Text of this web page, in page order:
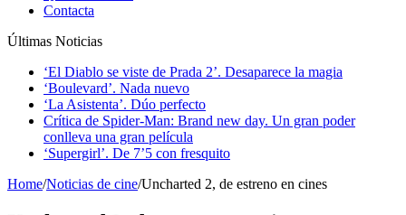
Contacta
Últimas Noticias
‘El Diablo se viste de Prada 2’. Desaparece la magia
‘Boulevard’. Nada nuevo
‘La Asistenta’. Dúo perfecto
Crítica de Spider-Man: Brand new day. Un gran poder
conlleva una gran película
‘Supergirl’. De 7’5 con fresquito
Home/Noticias de cine/Uncharted 2, de estreno en cines